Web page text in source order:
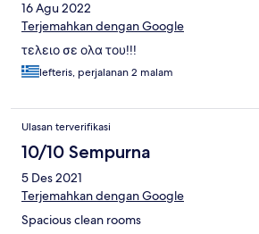
16 Agu 2022
Terjemahkan dengan Google
τελειο σε ολα του!!!
lefteris, perjalanan 2 malam
Ulasan terverifikasi
10/10 Sempurna
5 Des 2021
Terjemahkan dengan Google
Spacious clean rooms